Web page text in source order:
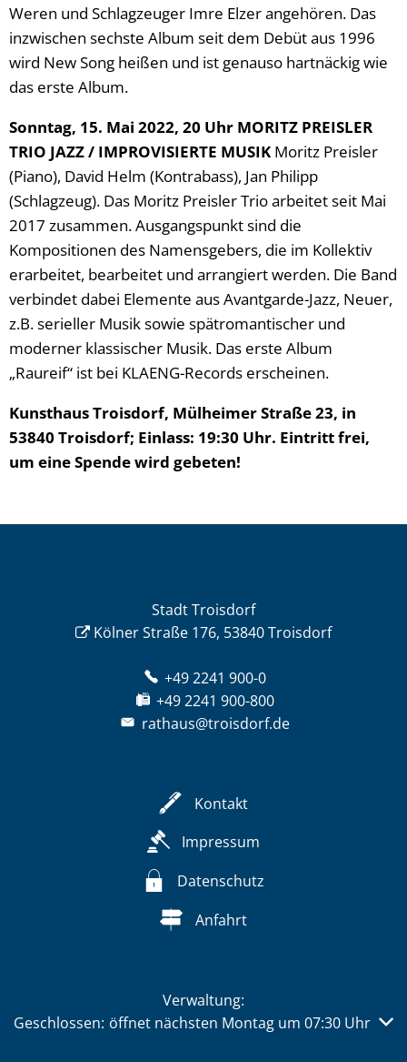
Weren und Schlagzeuger Imre Elzer angehören. Das
inzwischen sechste Album seit dem Debüt aus 1996
wird New Song heißen und ist genauso hartnäckig wie
das erste Album.
Sonntag, 15. Mai 2022, 20 Uhr MORITZ PREISLER
TRIO JAZZ / IMPROVISIERTE MUSIK Moritz Preisler
(Piano), David Helm (Kontrabass), Jan Philipp
(Schlagzeug). Das Moritz Preisler Trio arbeitet seit Mai
2017 zusammen. Ausgangspunkt sind die
Kompositionen des Namensgebers, die im Kollektiv
erarbeitet, bearbeitet und arrangiert werden. Die Band
verbindet dabei Elemente aus Avantgarde-Jazz, Neuer,
z.B. serieller Musik sowie spätromantischer und
moderner klassischer Musik. Das erste Album
„Raureif“ ist bei KLAENG-Records erscheinen.
Kunsthaus Troisdorf, Mülheimer Straße 23, in
53840 Troisdorf; Einlass: 19:30 Uhr. Eintritt frei,
um eine Spende wird gebeten!
Stadt Troisdorf
Kölner Straße 176, 53840 Troisdorf
+49 2241 900-0
+49 2241 900-800
rathaus@troisdorf.de
Kontakt
Impressum
Datenschutz
Anfahrt
Verwaltung:
Klicken, um weitere Öffnungs- oder Schließzeiten
Geschlossen: öffnet nächsten Montag um 07:30 Uhr